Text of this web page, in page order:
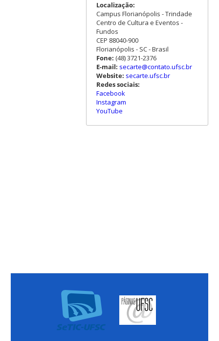
Localização:
Campus Florianópolis - Trindade
Centro de Cultura e Eventos -
Fundos
CEP 88040-900
Florianópolis - SC - Brasil
Fone: (48) 3721-2376
E-mail: secarte@contato.ufsc.br
Website: secarte.ufsc.br
Redes sociais:
Facebook
Instagram
YouTube